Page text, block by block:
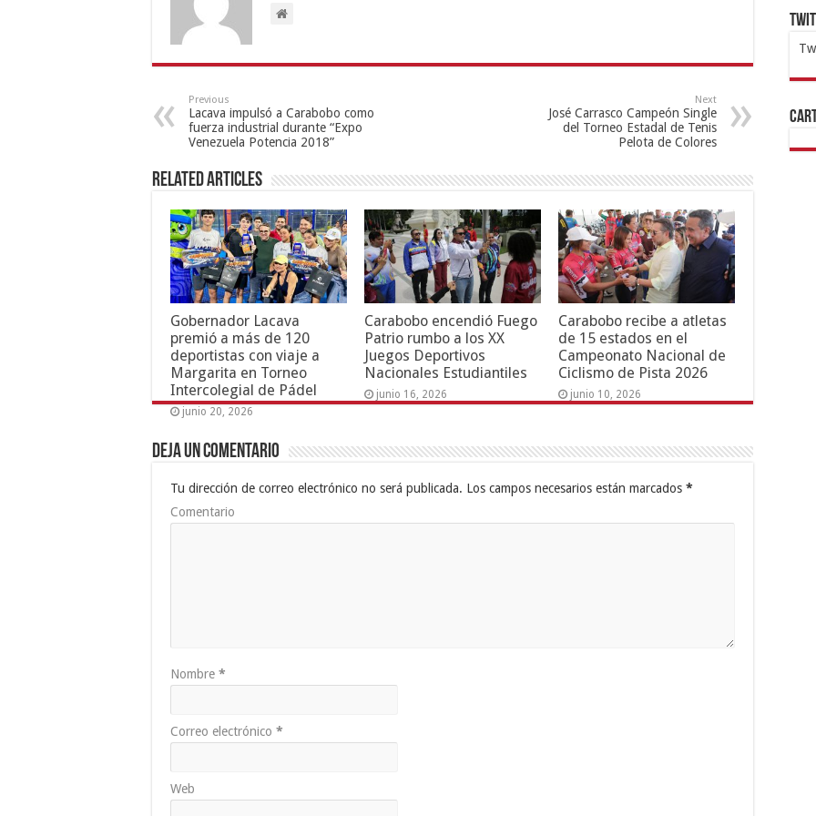
Previous
Lacava impulsó a Carabobo como
fuerza industrial durante “Expo
Venezuela Potencia 2018”
Next
José Carrasco Campeón Single
del Torneo Estadal de Tenis
Pelota de Colores
Related Articles
Gobernador Lacava
premió a más de 120
deportistas con viaje a
Margarita en Torneo
Intercolegial de Pádel
junio 20, 2026
Carabobo encendió Fuego
Patrio rumbo a los XX
Juegos Deportivos
Nacionales Estudiantiles
junio 16, 2026
Carabobo recibe a atletas
de 15 estados en el
Campeonato Nacional de
Ciclismo de Pista 2026
junio 10, 2026
Deja un comentario
Tu dirección de correo electrónico no será publicada. Los campos necesarios están marcados *
Comentario
Nombre *
Correo electrónico *
Web